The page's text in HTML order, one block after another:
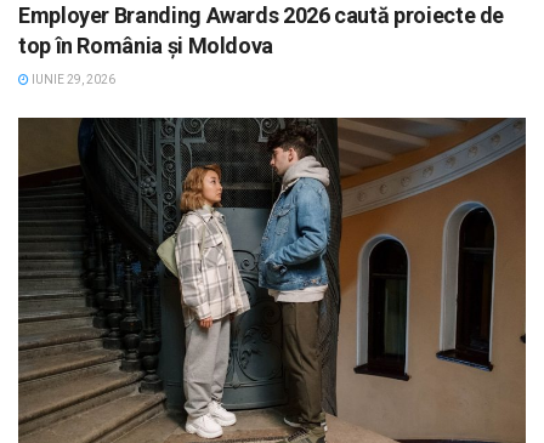
Employer Branding Awards 2026 caută proiecte de
top în România și Moldova
IUNIE 29, 2026